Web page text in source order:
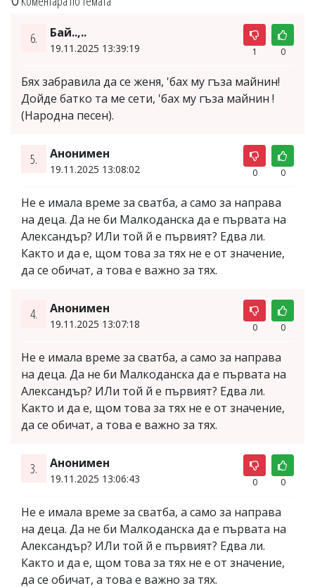
6. Бай..,..
19.11.2025 13:39:19 1 0
Бях забравила да се женя, 'бах му гъза майнин!
Дойде батко та ме сети, 'бах му гъза майнин !
(Народна песен).
5. Анонимен
19.11.2025 13:08:02 0 0
Не е имала време за сватба, а само за направа
на деца. Да не би Малкоданска да е първата на
Александър? ИЛи той й е първият? Едва ли.
Както и да е, щом това за тях не е от значение,
да се обичат, а това е важно за тях.
4. Анонимен
19.11.2025 13:07:18 0 0
Не е имала време за сватба, а само за направа
на деца. Да не би Малкоданска да е първата на
Александър? ИЛи той й е първият? Едва ли.
Както и да е, щом това за тях не е от значение,
да се обичат, а това е важно за тях.
3. Анонимен
19.11.2025 13:06:43 0 0
Не е имала време за сватба, а само за направа
на деца. Да не би Малкоданска да е първата на
Александър? ИЛи той й е първият? Едва ли.
Както и да е, щом това за тях не е от значение,
да се обичат, а това е важно за тях.